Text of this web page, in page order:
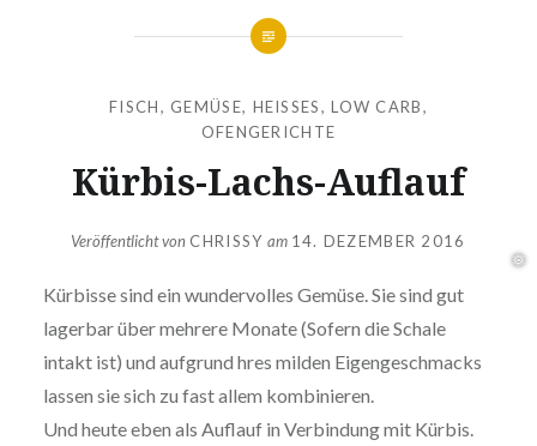
FISCH, GEMÜSE, HEISSES ,LOW CARB,
OFENGERICHTE
Kürbis-Lachs-Auflauf
Veröffentlicht von CHRISSY am 14. DEZEMBER 2016
Kürbisse sind ein wundervolles Gemüse. Sie sind gut
lagerbar über mehrere Monate (Sofern die Schale
intakt ist) und aufgrund hres milden Eigengeschmacks
lassen sie sich zu fast allem kombinieren.
Und heute eben als Auflauf in Verbindung mit Kürbis.